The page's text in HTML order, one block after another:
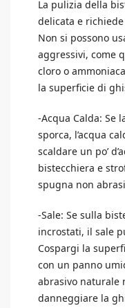
La pulizia della
delicata e
Non si possono
aggressivi, come
cloro o
la superficie di
-Acqua Calda: Se
sporca, l’acqua
scaldare un po’
bistecchiera e
spugna non
-Sale: Se sulla
incrostati, il sale
Cospargi la
con un panno
abrasivo naturale
danneggiare la